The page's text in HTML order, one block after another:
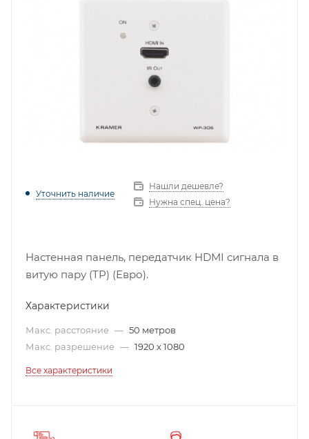
Уточнить наличие
Нашли дешевле?
Нужна спец. цена?
Настенная панель, передатчик HDMI сигнала в
витую пару (TP) (Евро).
Характеристики
Макс. расстояние — 50 метров
Макс. разрешение — 1920 x 1080
Все характеристики